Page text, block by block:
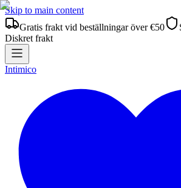
Skip to main content
Gratis frakt vid beställningar över €50
Diskret frakt
Intimico